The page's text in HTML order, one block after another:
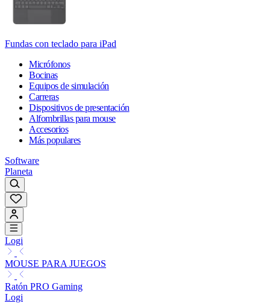
Fundas con teclado para iPad
Micrófonos
Bocinas
Equipos de simulación
Carreras
Dispositivos de presentación
Alfombrillas para mouse
Accesorios
Más populares
Software
Planeta
Logi
MOUSE PARA JUEGOS
Ratón PRO Gaming
Logi